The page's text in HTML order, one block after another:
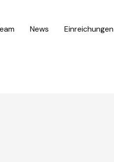
News Einreichungen